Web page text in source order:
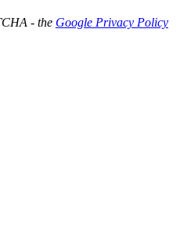
- the Google Privacy Policy